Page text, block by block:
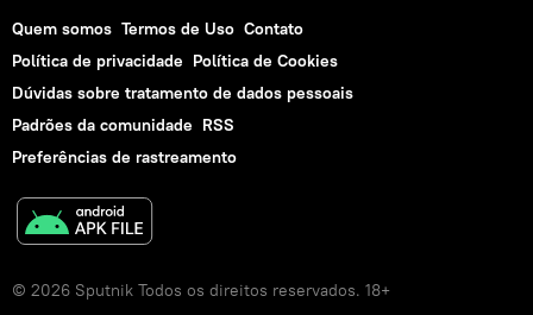
Quem somos Termos de Uso Contato
Política de privacidade Política de Cookies
Dúvidas sobre tratamento de dados pessoais
Padrões da comunidade RSS
Preferências de rastreamento
© 2026 Sputnik Todos os direitos reservados. 18+